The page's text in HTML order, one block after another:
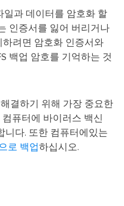
일과 데이터를 암호화 할
인증서를 잃어 버리거나
려면 암호화 인증서와
백업 암호를 기억하는 것
결하기 위해 가장 중요한
퓨터에 바이러스 백신
니다. 또한 컴퓨터에있는
로 백업하십시오.